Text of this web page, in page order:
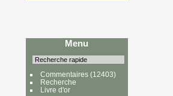
Menu
Commentaires(12403)
Recherche
Livre d'or